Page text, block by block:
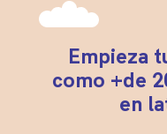
Empieza
como +de
en